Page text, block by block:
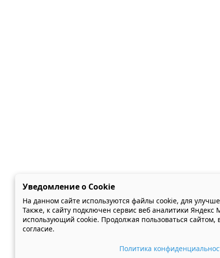
Уведомление о Cookie
На данном сайте используются файлы cookie, для
Также, к сайту подключен сервис веб аналитики Яндекс
использующий cookie. Продолжая пользоваться сайтом,
согласие.
Политика